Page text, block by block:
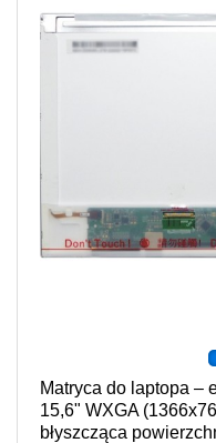
Matryca do laptopa –
15,6" WXGA
błyszcząca